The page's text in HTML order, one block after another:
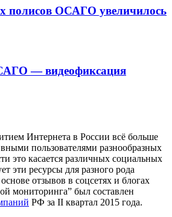
полисов ОСАГО увеличилось
— видеофиксация
Интернета в России всё больше
пользователями разнообразных
это касается различных социальных
эти ресурсы для разного рода
отзывов в соцсетях и блогах
мониторинга” был составлен
РФ за II квартал 2015 года.